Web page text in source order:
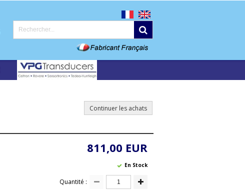
Continuer les achats
811,00 EUR
En Stock
Quantité :